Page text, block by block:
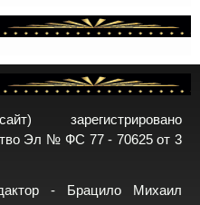
зарегистрировано
Эл № ФС 77 - 70625 от 3
- Брацило Михаил